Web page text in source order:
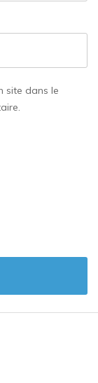
site dans le